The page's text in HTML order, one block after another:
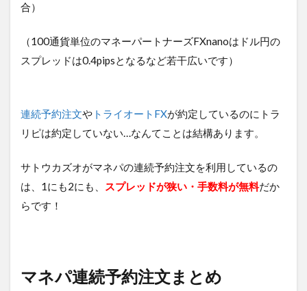
合）
（100通貨単位のマネーパートナーズFXnanoはドル円の
スプレッドは0.4pipsとなるなど若干広いです）
連続予約注文や トライオートFXが約定しているのにトラ
リピは約定していない…なんてことは結構あります。
サトウカズオがマネパの連続予約注文を利用しているの
は、1にも2にも、
スプレッドが狭い・手数料が無料だか
らです！
マネパ連続予約注文まとめ